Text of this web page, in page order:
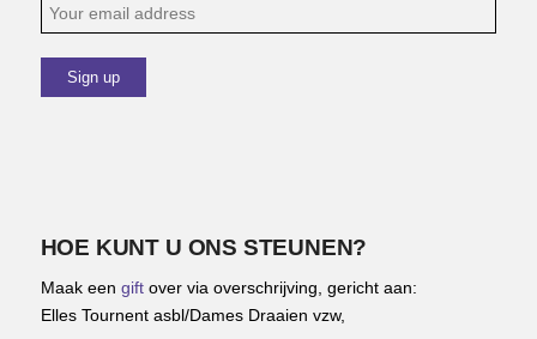
HOE KUNT U ONS STEUNEN?
Maak een giftover via overschrijving, gericht aan:
Elles Tournent asbl/Dames Draaien vzw,